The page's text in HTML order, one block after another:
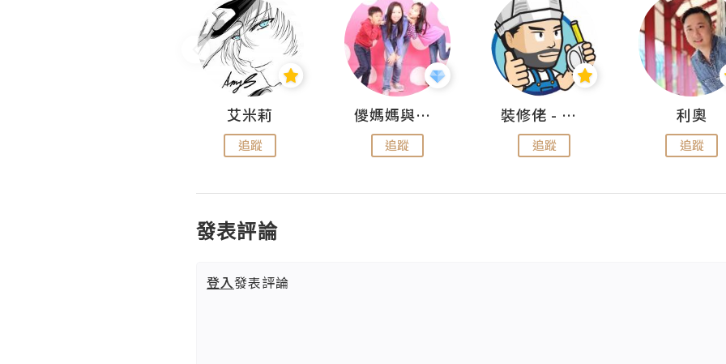
艾米莉
追蹤
儍媽媽與兩隻小魔怪之家
追蹤
裝修佬 - 香港一站式網上裝修平台
追蹤
利奧
追蹤
發表評論
登入發表評論